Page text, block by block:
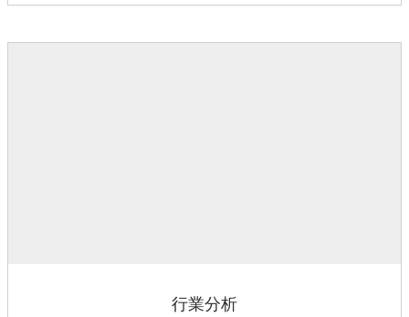
行業分析